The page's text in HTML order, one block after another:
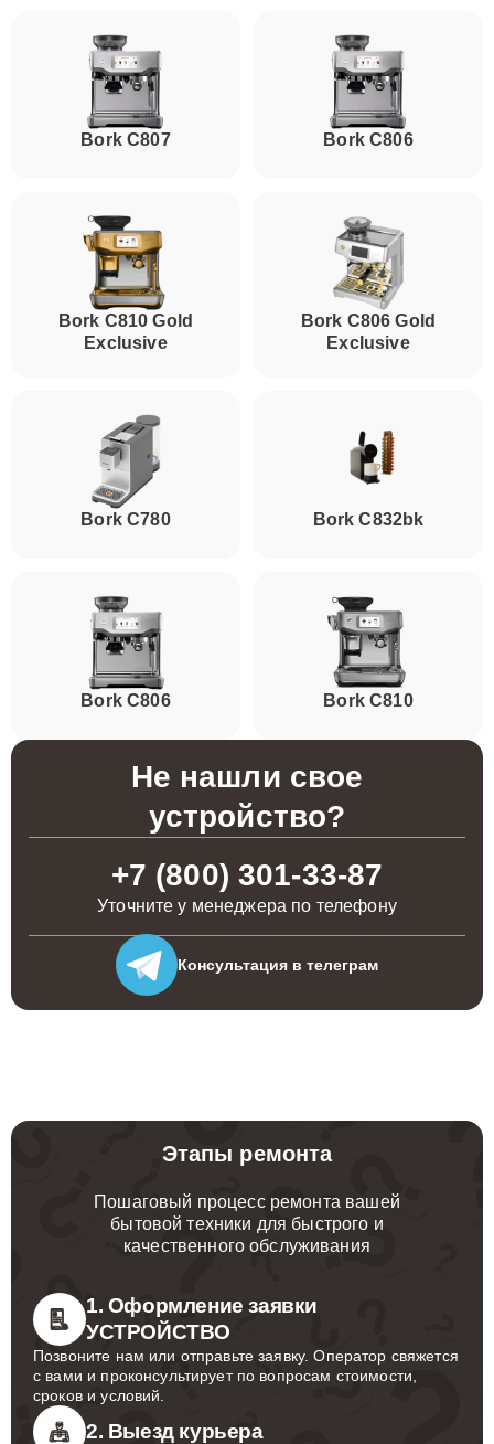
Bork C807 Bork C806
Bork C810 Gold
Exclusive
Bork C806 Gold
Exclusive
Bork C780 Bork C832bk
Bork C806 Bork C810
Не нашли свое
устройство?
+7 (800) 301-33-87
Уточните у менеджера по телефону
Консультация в телеграм
Этапы ремонта
Пошаговый процесс ремонта вашей
бытовой техники для быстрого и
качественного обслуживания
1. Оформление заявки
УСТРОЙСТВО
Позвоните нам или отправьте заявку. Оператор свяжется
с вами и проконсультирует по вопросам стоимости,
сроков и условий.
2. Выезд курьера